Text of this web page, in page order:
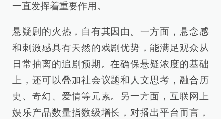
一直发挥着重要作用。
悬疑剧的火热，自有其因由。一方面，悬念感
和刺激感具有天然的戏剧优势，能满足观众从
日常抽离的追剧预期。在确保悬疑浓度的基础
上，还可以叠加社会议题和人文思考，融合历
史、奇幻、爱情等元素。另一方面，互联网上
娱乐产品数量指数级增长，对播出平台而言，